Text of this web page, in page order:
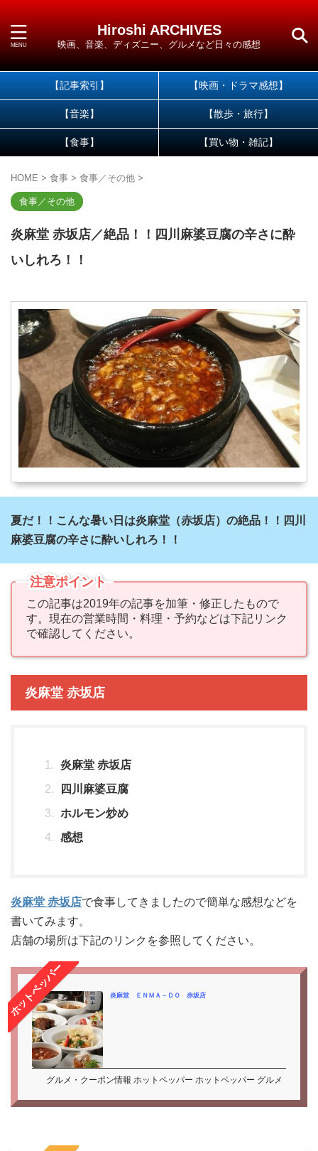
Hiroshi ARCHIVES
映画、音楽、ディズニー、グルメなど日々の感想
【記事索引】 【映画・ドラマ感想】
【音楽】 【散歩・旅行】
【食事】 【買い物・雑記】
HOME > 食事 > 食事／その他 >
食事／その他
炎麻堂 赤坂店／絶品！！四川麻婆豆腐の辛さに酔
いしれろ！！
夏だ！！こんな暑い日は炎麻堂（赤坂店）の絶品！！四川
麻婆豆腐の辛さに酔いしれろ！！
注意ポイント
この記事は2019年の記事を加筆・修正したもので
す。現在の営業時間・料理・予約などは下記リンク
で確認してください。
炎麻堂 赤坂店
炎麻堂 赤坂店
四川麻婆豆腐
ホルモン炒め
感想
炎麻堂 赤坂店で食事してきましたので簡単な感想などを
書いてみます。
店舗の場所は下記のリンクを参照してください。
ホットペッパー 炎麻堂 ＥＮＭＡ－ＤＯ 赤坂店
グルメ・クーポン情報 ホットペッパー ホットペッパー グルメ